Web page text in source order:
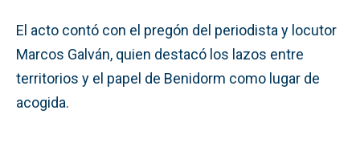
El acto contó con el pregón del periodista y locutor
Marcos Galván, quien destacó los lazos entre
territorios y el papel de Benidorm como lugar de
acogida.